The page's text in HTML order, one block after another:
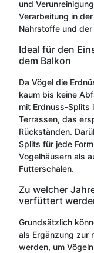
und
Verarbeitung in
Nährstoffe und
Ideal für den
dem Balkon
Da Vögel die
kaum bis keine
mit Erdnuss-Splits
Terrassen, das
Rückständen.
Splits für jede
Vogelhäusern als
Futterschalen.
Zu welcher
verfüttert
Grundsätzlich
als Ergänzung zur
werden, um